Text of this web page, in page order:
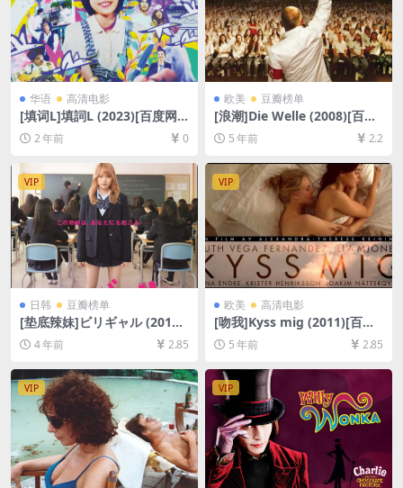
华语 高清电影
[填词L]填詞L (2023)[百度网
盘+夸克网盘1080P超清未删
减资源][网盘在线播放/下载]
[MP4/2.7GB][粤语中字]
2 年前 0
欧美 豆瓣榜单
[浪潮]Die Welle (2008)[百度
网盘+迅雷云盘资源1080P超
清][MP4/5.1GB][英语中字]
5 年前 2.2
VIP
日韩 豆瓣榜单
[垫底辣妹]ビリギャル (2015)
[百度网盘+迅雷云盘资源1080
P超清未删减][MP4/7.5GB][日
4 年前 2.85
VIP
欧美 高清电影
[吻我]Kyss mig (2011)[百度
网盘+迅雷云盘资源1080P超
清未删减][MP4/6.7GB][原声
5 年前 2.85
VIP VIP